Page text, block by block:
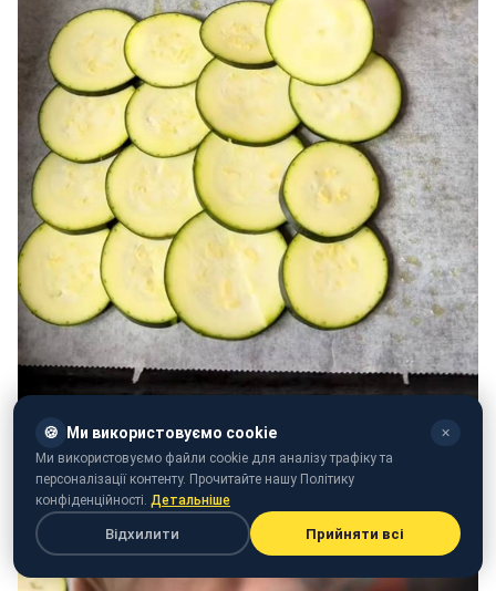
🍪 Ми використовуємо cookie ✕
Ми використовуємо файли cookie для аналізу трафіку та
персоналізації контенту. Прочитайте нашу Політику
конфіденційності. Детальніше
Відхилити Прийняти всі